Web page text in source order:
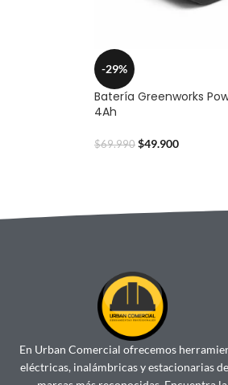
-29%
Batería Greenworks
4Ah
$69.990 $49.900
En Urban Comercial ofrecemos
eléctricas, inalámbricas y estacionarias